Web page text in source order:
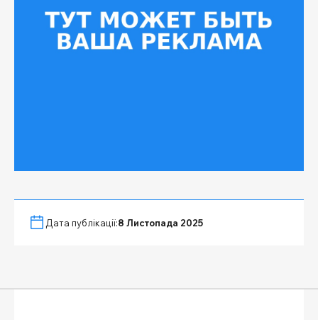
Дата публікації:8 Листопада 2025